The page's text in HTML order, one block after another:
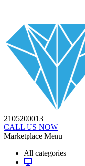
2105200013
CALL US NOW
Marketplace Menu
All categories